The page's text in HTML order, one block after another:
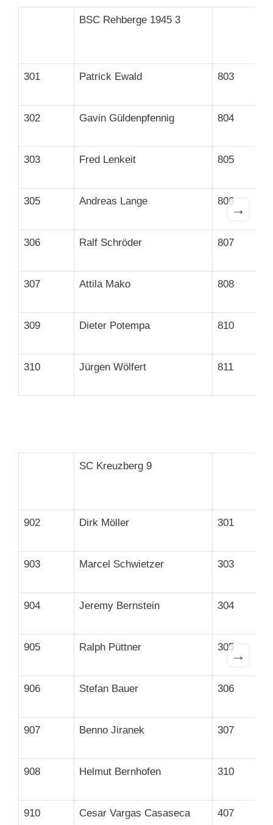
BSC Rehberge 1945 3
301 Patrick Ewald 803
302 Gavin Güldenpfennig 804
303 Fred Lenkeit 805
305 Andreas Lange 806
306 Ralf Schröder 807
307 Attila Mako 808
309 Dieter Potempa 810
310 Jürgen Wölfert 811
→
SC Kreuzberg 9
902 Dirk Möller 301
903 Marcel Schwietzer 303
904 Jeremy Bernstein 304
905 Ralph Püttner 305
906 Stefan Bauer 306
907 Benno Jiranek 307
908 Helmut Bernhofen 310
910 Cesar Vargas Casaseca 407
→